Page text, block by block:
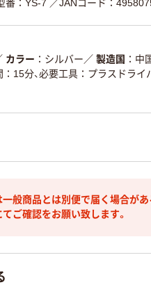
番：YS-7 ／JANコード：
カラー シルバー ／ 製造国 中
15分、必要工具：プラスドライ
一般商品とは別便で届く場合が
ご確認をお願い致します。